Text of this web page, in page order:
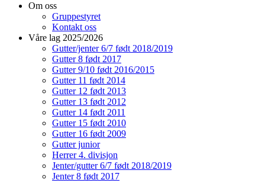
Om oss
Gruppestyret
Kontakt oss
Våre lag 2025/2026
Gutter/jenter 6/7 født 2018/2019
Gutter 8 født 2017
Gutter 9/10 født 2016/2015
Gutter 11 født 2014
Gutter 12 født 2013
Gutter 13 født 2012
Gutter 14 født 2011
Gutter 15 født 2010
Gutter 16 født 2009
Gutter junior
Herrer 4. divisjon
Jenter/gutter 6/7 født 2018/2019
Jenter 8 født 2017